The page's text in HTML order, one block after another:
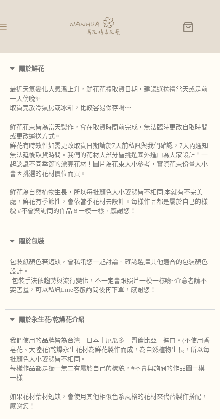
關於鮮花
最近天氣變化大氣溫上升，鮮花花禮取貨日期，建議選送禮當天或是前
一天傍晚✨
取貨完放冷氣房或冰箱，比較容易保存唷～
鮮花花束皆為當天製作，會在取貨時間前完成，無法臨時更改自取時間
或更改運送方式。
鮮花有時效性如需更改取貨日期請於7天前私訊與我們確認，7天內通知
無法延後取貨時間。我們的花材大部分皆挑選國外進口為大家設計！一
起認識不同季節的漂亮花材！圖片為花束大小參考，實際花束份量大小
會因挑選的花材價位而異。
鮮花為自然植物生長，所以每批顏色大小姿態皆不相同,本就有不完美
處，鮮花有季節性，會依當季花材去設計。每樣作品都是屬於自己的樣
貌 #不會與詢問的作品圖一模一樣，感謝您！
關於包裝
包裝紙顏色若短缺，會私訊您一起討論、確認選擇其他適合的包裝顏色
設計。
-包裝手法依趨勢與流行變化，不一定會跟照片一模一樣唷~介意者請不
要害羞，可以私訊Line客服詢問後再下單，感謝您！
關於永生花/乾燥花介紹
我們使用的品牌皆為台灣｜日本｜厄瓜多｜哥倫比亞｜進口。(不使用香
皂花、大陸花)乾燥永生花材為鮮花製作而成，為自然植物生長，所以每
批顏色大小姿態皆不相同。
每樣作品都是獨一無二有屬於自己的樣貌，#不會與詢問的作品圖一模
一樣
如果花材葉材短缺，會使用其他相似色系風格的花材來代替製作搭配，
感謝您！